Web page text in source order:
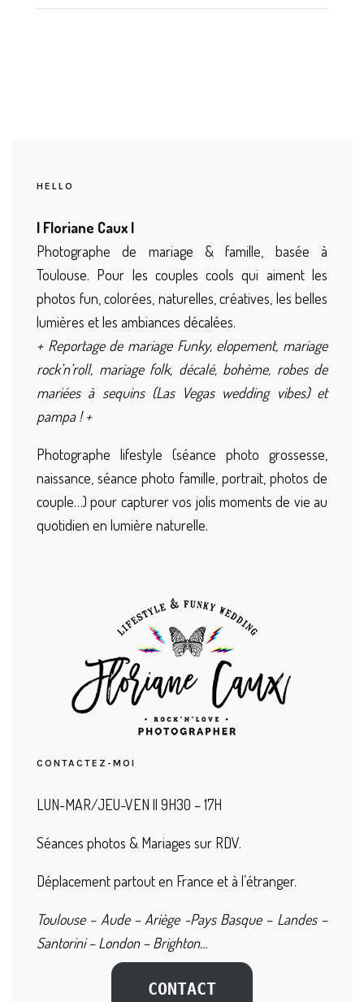
HELLO
| Floriane Caux |
Photographe de mariage & famille, basée à
Toulouse. Pour les couples cools qui aiment les
photos fun, colorées, naturelles, créatives, les belles
lumières et les ambiances décalées.
+ Reportage de mariage Funky, elopement, mariage
rock’n’roll, mariage folk, décalé, bohème, robes de
mariées à sequins (Las Vegas wedding vibes) et
pampa ! +
Photographe lifestyle (séance photo grossesse,
naissance, séance photo famille, portrait, photos de
couple…) pour capturer vos jolis moments de vie au
quotidien en lumière naturelle.
CONTACTEZ-MOI
LUN-MAR/JEU-VEN || 9H30 – 17H
Séances photos & Mariages sur RDV.
Déplacement partout en France et à l’étranger.
Toulouse – Aude – Ariège -Pays Basque – Landes –
Santorini – London – Brighton…
CONTACT